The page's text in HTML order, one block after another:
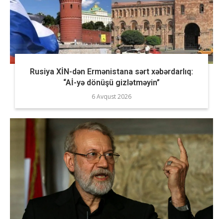
Rusiya XİN-dən Ermənistana sərt xəbərdarlıq:
“Aİ-yə dönüşü gizlətməyin”
6 Avqust 2026